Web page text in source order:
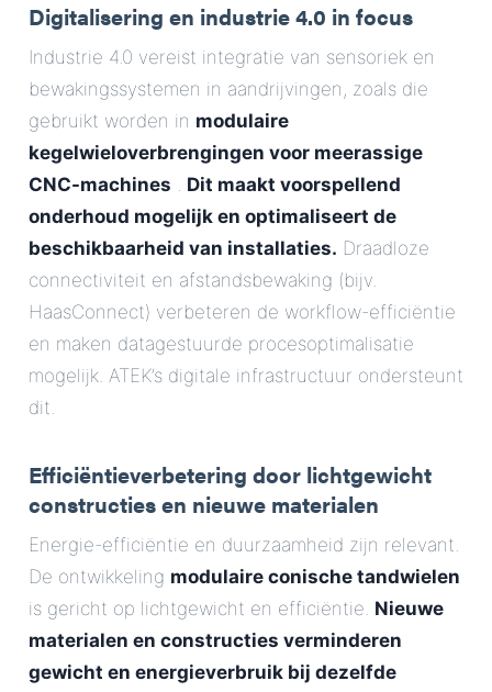
Digitalisering en industrie 4.0 in focus
Industrie 4.0 vereist integratie van sensoriek en
bewakingssystemen in aandrijvingen, zoals die
gebruikt worden in modulaire
kegelwieloverbrengingen voor meerassige
CNC-machines . Dit maakt voorspellend
onderhoud mogelijk en optimaliseert de
beschikbaarheid van installaties. Draadloze
connectiviteit en afstandsbewaking (bijv.
HaasConnect) verbeteren de workflow-efficiëntie
en maken datagestuurde procesoptimalisatie
mogelijk. ATEK’s digitale infrastructuur ondersteunt
dit.
Efficiëntieverbetering door lichtgewicht
constructies en nieuwe materialen
Energie-efficiëntie en duurzaamheid zijn relevant.
De ontwikkeling modulaire conische tandwielen
is gericht op lichtgewicht en efficiëntie. Nieuwe
materialen en constructies verminderen
gewicht en energieverbruik bij dezelfde